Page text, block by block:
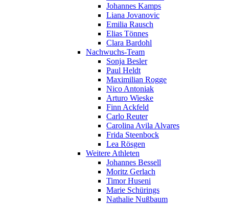
Johannes Kamps
Liana Jovanovic
Emilia Rausch
Elias Tönnes
Clara Bardohl
Nachwuchs-Team
Sonja Besler
Paul Heldt
Maximilian Rogge
Nico Antoniak
Arturo Wieske
Finn Ackfeld
Carlo Reuter
Carolina Avila Alvares
Frida Steenbock
Lea Rösgen
Weitere Athleten
Johannes Bessell
Moritz Gerlach
Timor Huseni
Marie Schürings
Nathalie Nußbaum